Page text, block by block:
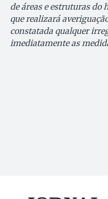
de áreas e estruturas do
que realizará
constatada qualquer
imediatamente as